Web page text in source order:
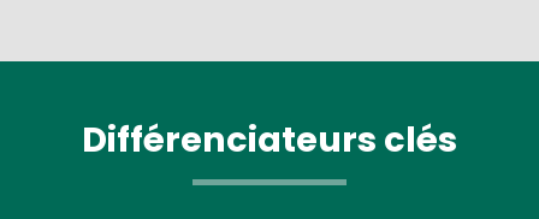
Différenciateurs clés